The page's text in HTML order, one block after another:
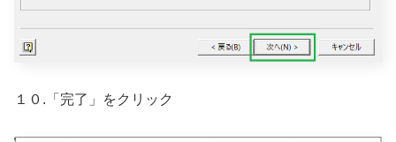
１０.「完了」をクリック